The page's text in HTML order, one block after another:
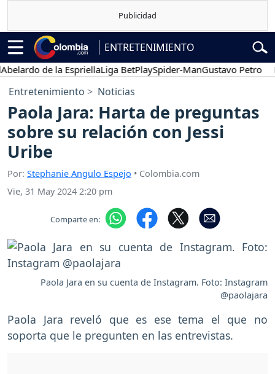
ENTRETENIMIENTO
de la EspriellaLiga BetPlaySpider-ManGustavo Petro
Entretenimiento Noticias
Paola Jara: Harta de preguntas
sobre su relación con Jessi
Uribe
Por: Stephanie Angulo Espejo • Colombia.com
Vie, 31 May 2024 2:20 pm
Comparte en:
Paola Jara en su cuenta de Instagram. Foto: Instagram
@paolajara
Paola Jara reveló que es ese tema el que no
soporta que le pregunten en las entrevistas.